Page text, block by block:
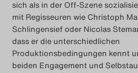
sich als in der Off-Szene
mit Regisseuren wie Christoph
Schlingensief oder Nicolas
dass er die unterschiedlichen
Produktionsbedingungen kennt
beiden Engagement und